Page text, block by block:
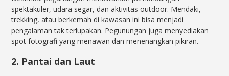
spektakuler, udara segar, dan aktivitas outdoor. Mendaki,
trekking, atau berkemah di kawasan ini bisa menjadi
pengalaman tak terlupakan. Pegunungan juga menyediakan
spot fotografi yang menawan dan menenangkan pikiran.
2. Pantai dan Laut